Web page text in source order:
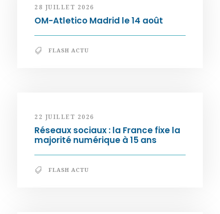
28 JUILLET 2026
OM-Atletico Madrid le 14 août
FLASH ACTU
22 JUILLET 2026
Réseaux sociaux : la France fixe la
majorité numérique à 15 ans
FLASH ACTU